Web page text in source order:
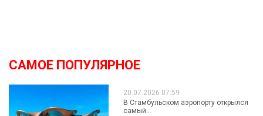
САМОЕ ПОПУЛЯРНОЕ
20.07.2026 07:59
В Стамбульском аэропорту открылся
самый...